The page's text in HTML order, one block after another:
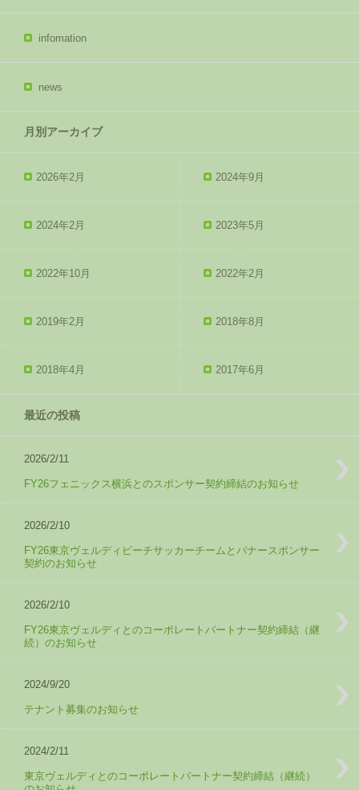
infomation
news
月別アーカイブ
2026年2月 2024年9月
2024年2月 2023年5月
2022年10月 2022年2月
2019年2月 2018年8月
2018年4月 2017年6月
最近の投稿
2026/2/11
FY26フェニックス横浜とのスポンサー契約締結のお知らせ
2026/2/10
FY26東京ヴェルディビーチサッカーチームとバナースポンサー
契約のお知らせ
2026/2/10
FY26東京ヴェルディとのコーポレートパートナー契約締結（継
続）のお知らせ
2024/9/20
テナント募集のお知らせ
2024/2/11
東京ヴェルディとのコーポレートパートナー契約締結（継続）